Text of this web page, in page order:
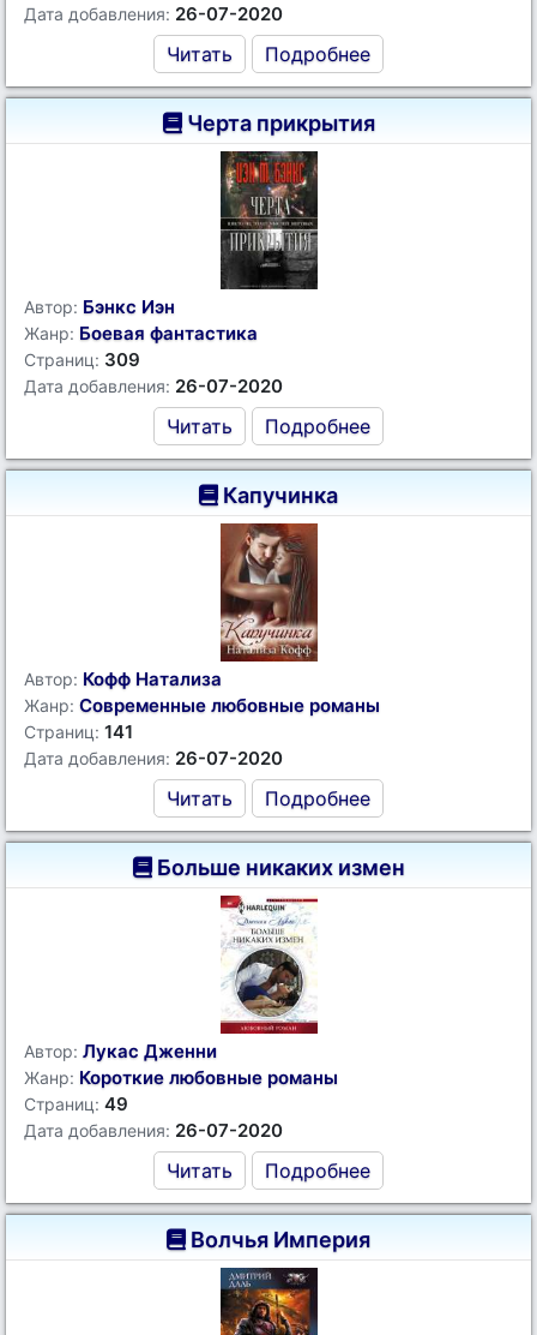
Дата добавления: 26-07-2020
Читать Подробнее
Черта прикрытия
Автор: Бэнкс Иэн
Жанр: Боевая фантастика
Страниц: 309
Дата добавления: 26-07-2020
Читать Подробнее
Капучинка
Автор: Кофф Натализа
Жанр: Современные любовные романы
Страниц: 141
Дата добавления: 26-07-2020
Читать Подробнее
Больше никаких измен
Автор: Лукас Дженни
Жанр: Короткие любовные романы
Страниц: 49
Дата добавления: 26-07-2020
Читать Подробнее
Волчья Империя